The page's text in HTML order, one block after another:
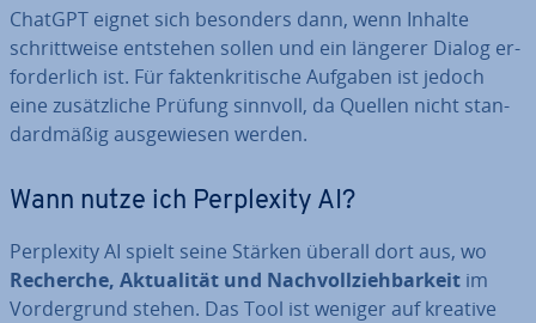
ChatGPT eignet sich besonders dann, wenn Inhalte
schritt­wei­se entstehen sollen und ein längerer Dialog er­
for­der­lich ist. Für fak­ten­kri­ti­sche Aufgaben ist jedoch
eine zu­sätz­li­che Prüfung sinnvoll, da Quellen nicht stan­
dard­mä­ßig aus­ge­wie­sen werden.
Wann nutze ich Per­ple­xi­ty AI?
Per­ple­xi­ty AI spielt seine Stärken überall dort aus, wo
Recherche, Ak­tua­li­tät und Nach­voll­zieh­bar­keit im
Vor­der­grund stehen. Das Tool ist weniger auf kreative